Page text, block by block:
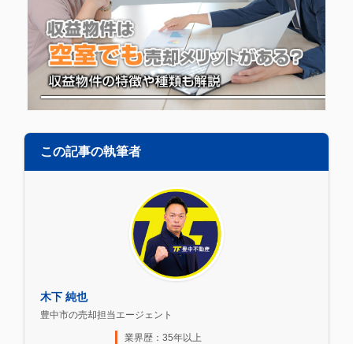
この記事の執筆者
木下 純也
豊中市の売却担当エージェント
業界歴：35年以上